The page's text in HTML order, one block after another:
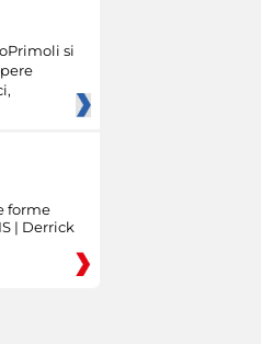
si
forme
| Derrick